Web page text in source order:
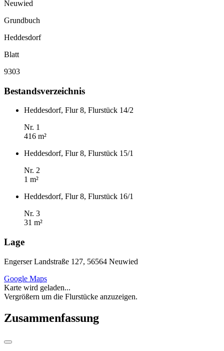
Neuwied
Grundbuch
Heddesdorf
Blatt
9303
Bestandsverzeichnis
Heddesdorf, Flur 8, Flurstück 14/2
Nr. 1
416 m²
Heddesdorf, Flur 8, Flurstück 15/1
Nr. 2
1 m²
Heddesdorf, Flur 8, Flurstück 16/1
Nr. 3
31 m²
Lage
Engerser Landstraße 127, 56564 Neuwied
Google Maps
Karte wird geladen...
Vergrößern um die Flurstücke anzuzeigen.
Zusammenfassung